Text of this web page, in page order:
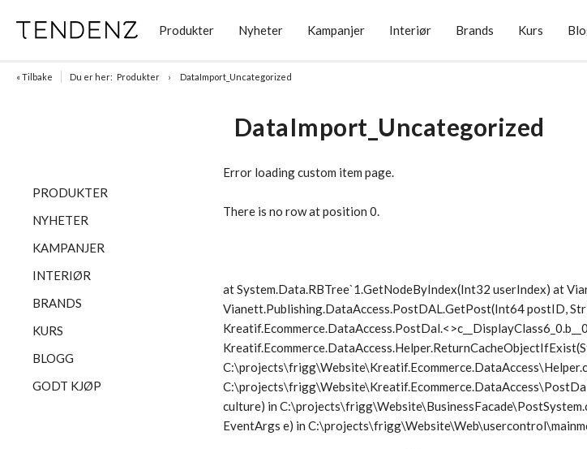
Produkter Nyheter Kampanjer Interiør Brands Kurs
« Tilbake Du er her: Produkter DataImport_Uncategorized
DataImport_Uncategorized
PRODUKTER
NYHETER
KAMPANJER
INTERIØR
BRANDS
KURS
BLOGG
GODT KJØP
Error loading custom item page.
There is no row at position 0.
at System.Data.RBTree`1.GetNodeByIndex(Int32 userIndex) at
Vianett.Publishing.DataAccess.PostDAL.GetPost(Int64 postID,
Kreatif.Ecommerce.DataAccess.PostDal.<>c__DisplayClass6_0.
culture) in
EventArgs e) in